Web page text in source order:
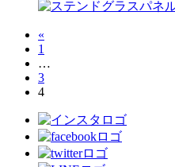
«
1
…
3
4